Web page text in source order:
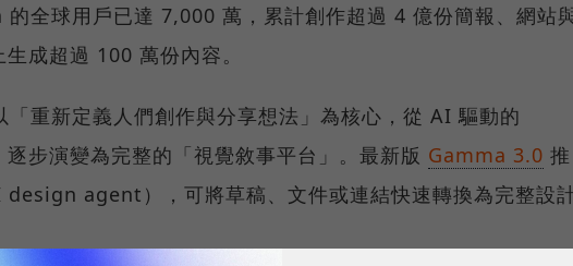
全球用戶已達 7,000 萬，累計創作超過 4 億份簡報、網站
成超過 100 萬份內容。
重新定義人們創作與分享想法」為核心，從 AI 驅動的
步演變為完整的「視覺敘事平台」。最新版 Gamma 3.0 推
agent），可將草稿、文件或連結快速轉換為完整設